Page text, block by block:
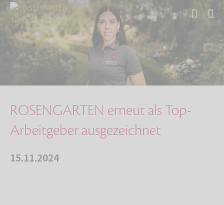
Über uns
Aktuelles
ROSENGARTEN erneut als Top-Arbeitgeber ausgez…
ROSENGARTEN erneut als Top-
Arbeitgeber ausgezeichnet
15.11.2024